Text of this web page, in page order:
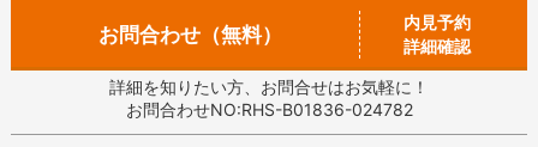
お問合わせ（無料）
内見予約
詳細確認
詳細を知りたい方、お問合せはお気軽に！
お問合わせNO:RHS-B01836-024782